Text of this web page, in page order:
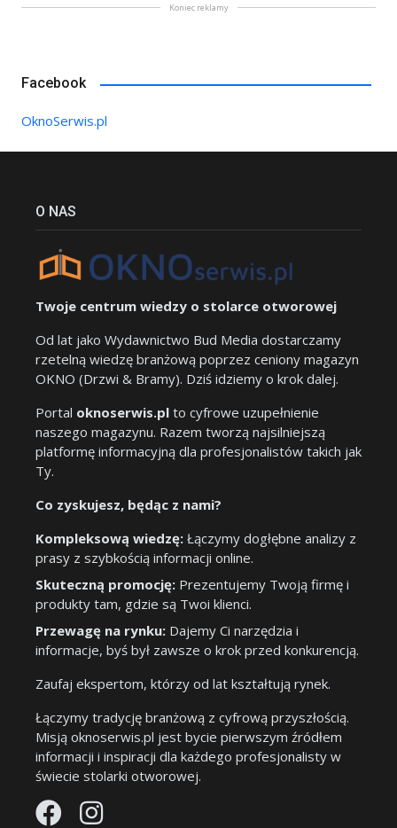
Koniec reklamy
Facebook
OknoSerwis.pl
O NAS
Twoje centrum wiedzy o stolarce otworowej
Od lat jako Wydawnictwo Bud Media dostarczamy
rzetelną wiedzę branżową poprzez ceniony magazyn
OKNO (Drzwi & Bramy). Dziś idziemy o krok dalej.
Portal oknoserwis.pl to cyfrowe uzupełnienie
naszego magazynu. Razem tworzą najsilniejszą
platformę informacyjną dla profesjonalistów takich jak
Ty.
Co zyskujesz, będąc z nami?
Kompleksową wiedzę: Łączymy dogłębne analizy z
prasy z szybkością informacji online.
Skuteczną promocję: Prezentujemy Twoją firmę i
produkty tam, gdzie są Twoi klienci.
Przewagę na rynku: Dajemy Ci narzędzia i
informacje, byś był zawsze o krok przed konkurencją.
Zaufaj ekspertom, którzy od lat kształtują rynek.
Łączymy tradycję branżową z cyfrową przyszłością.
Misją oknoserwis.pl jest bycie pierwszym źródłem
informacji i inspiracji dla każdego profesjonalisty w
świecie stolarki otworowej.